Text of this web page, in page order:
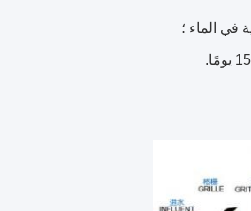
في الماء ؛